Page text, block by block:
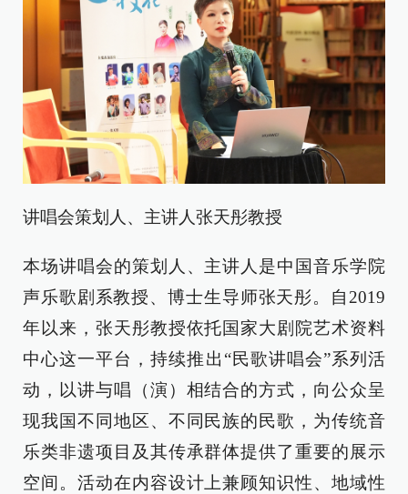
讲唱会策划人、主讲人张天彤教授
本场讲唱会的策划人、主讲人是中国音乐学院
声乐歌剧系教授、博士生导师张天彤。自2019
年以来，张天彤教授依托国家大剧院艺术资料
中心这一平台，持续推出“民歌讲唱会”系列活
动，以讲与唱（演）相结合的方式，向公众呈
现我国不同地区、不同民族的民歌，为传统音
乐类非遗项目及其传承群体提供了重要的展示
空间。活动在内容设计上兼顾知识性、地域性